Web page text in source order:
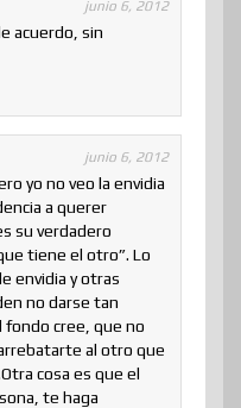
junio 6, 2012
acuerdo, sin
junio 6, 2012
yo no veo la envidia
a querer
su verdadero
tiene el otro”. Lo
envidia y otras
no darse tan
cree, que no
al otro que
cosa es que el
te haga